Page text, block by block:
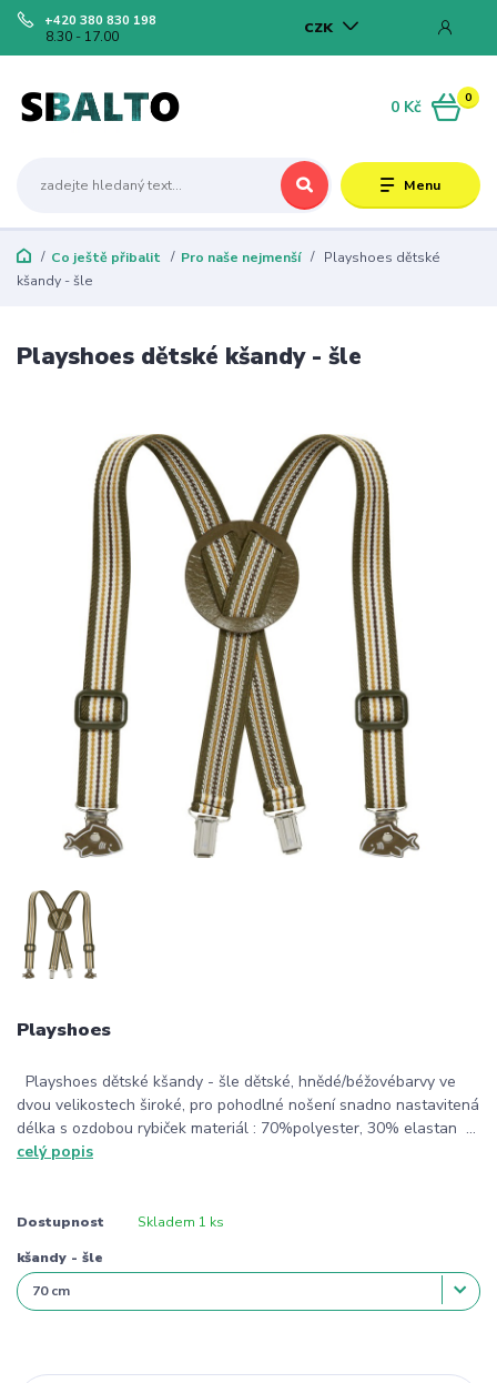
Menu
CZK
+420 380 830 198
8.30 - 17.00
0
0 Kč
Co ještě přibalit Pro naše nejmenší
Playshoes dětské
kšandy - šle
Playshoes dětské kšandy - šle
Playshoes
Playshoes dětské kšandy - šle dětské, hnědé/béžovébarvy ve
dvou velikostech široké, pro pohodlné nošení snadno nastavitená
délka s ozdobou rybiček materiál : 70%polyester, 30% elastan ...
celý popis
Dostupnost Skladem 1 ks
kšandy - šle